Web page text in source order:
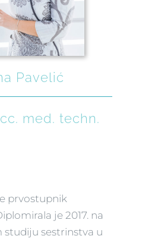
Pavelić
med. techn.
prvostupnik
je 2017. na
studiju sestrinstva u